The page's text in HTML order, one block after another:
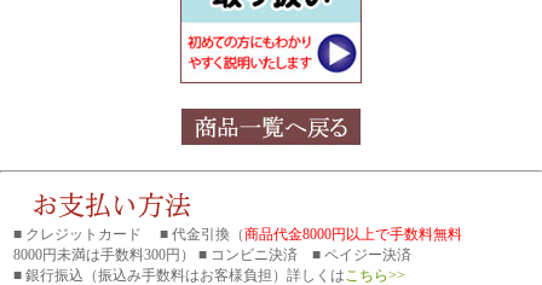
■ クレジットカード ■ 代金引換（商品代金8000円以上で手数料無料
8000円未満は手数料300円） ■ コンビニ決済 ■ ペイジー決済
■ 銀行振込 （振込み手数料はお客様負担）詳しくは こちら>>